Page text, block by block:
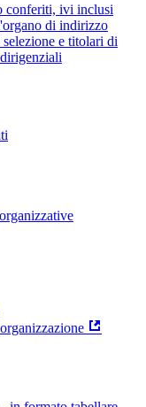
conferiti, ivi inclusi
di indirizzo
e titolari di